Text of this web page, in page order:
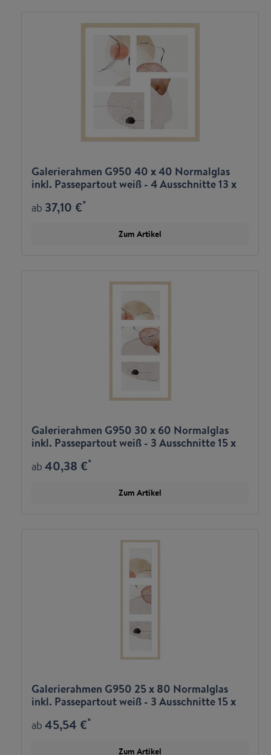
Galerierahmen G950 40 x 40 Normalglas
inkl. Passepartout weiß - 4 Ausschnitte 13 x
ab 37,10 €*
Zum Artikel
Galerierahmen G950 30 x 60 Normalglas
inkl. Passepartout weiß - 3 Ausschnitte 15 x
ab40,38 €*
Zum Artikel
Galerierahmen G950 25 x 80 Normalglas
inkl. Passepartout weiß - 3 Ausschnitte 15 x
ab45,54 €*
Zum Artikel